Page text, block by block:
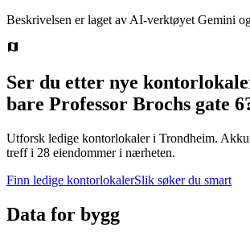
Beskrivelsen er laget av AI-verktøyet Gemini
Ser du etter nye
bare Professor Brochs gate 6
Utforsk ledige kontorlokaler i Trondheim.
treff i 28 eiendommer i nærheten.
Finn ledige kontorlokalerSlik søker du smart
Data for bygg